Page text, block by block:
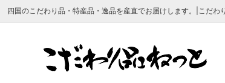
四国のこだわり品・特産品・逸品を産直でお届けします。|こだわ